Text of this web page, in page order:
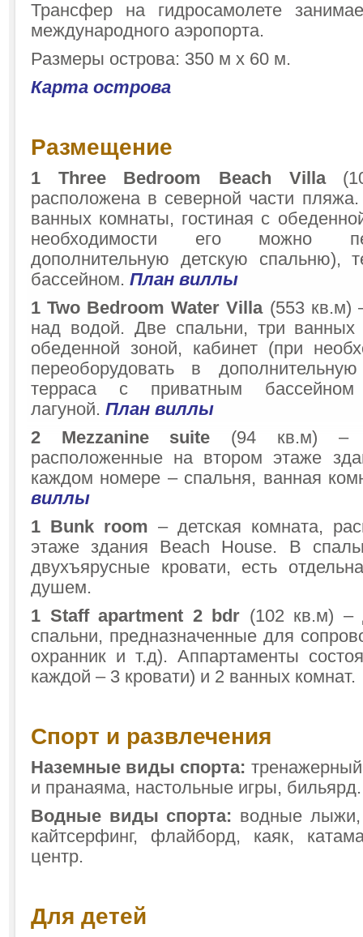
Трансфер на гидросамолете
международного аэропорта.
Размеры острова: 350 м х 60 м.
Карта острова
Размещение
1 Three Bedroom Beach Villa
расположена в северной части
ванных комнаты, гостиная с
необходимости его можно
дополнительную детскую спальню),
бассейном. План виллы
1Two Bedroom Water Villa(553 кв.м)
над водой. Две спальни, три ванных
обеденной зоной, кабинет (при
переоборудовать в
терраса с приватным
лагуной. План виллы
2 Mezzanine suite (94 кв.м) –
расположенные на втором этаже
каждом номере – спальня, ванная
виллы
1 Bunk room – детская комната,
этаже здания Beach House. В
двухъярусные кровати, есть
душем.
1 Staff apartment 2 bdr (102 кв.м) –
спальни, предназначенные для
охранник и т.д). Аппартаменты
каждой – 3 кровати) и 2 ванных комнат.
Спорт и развлечения
Наземные виды спорта:
и пранаяма, настольные игры, бильярд.
Водные виды спорта: водные лыжи,
кайтсерфинг, флайборд, каяк,
центр.
Для детей